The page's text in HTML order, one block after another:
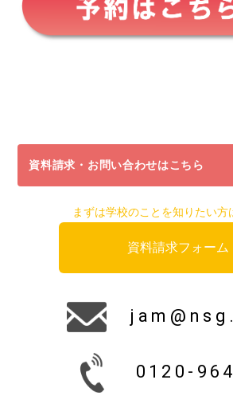
資料請求・お問い合わせはこちら
まずは学校のことを知りたい方
資料請求フォーム
0120-